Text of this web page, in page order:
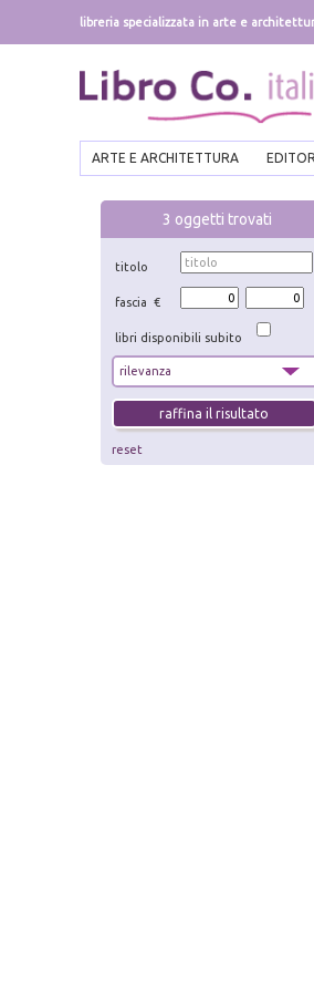
libreria specializzata in arte e
ARTE E ARCHITETTURA
3 oggetti trovati
titolo
fascia €
libri disponibili subito
reset